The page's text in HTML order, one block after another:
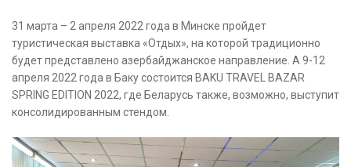
31 марта – 2 апреля 2022 года в Минске пройдет
туристическая выставка «Отдых», на которой традиционно
будет представлено азербайджанское направление. А 9-12
апреля 2022 года в Баку состоится BAKU TRAVEL BAZAR
SPRING EDITION 2022, где Беларусь также, возможно, выступит
консолидированным стендом.